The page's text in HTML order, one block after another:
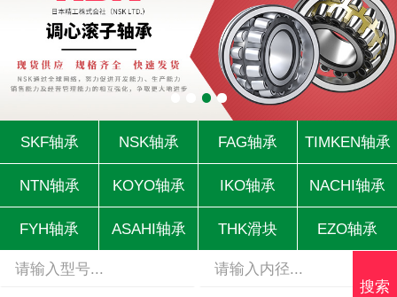
SKF轴承 NSK轴承 FAG轴承 TIMKEN轴承
NTN轴承 KOYO轴承 IKO轴承 NACHI轴承
FYH轴承 ASAHI轴承 THK滑块 EZO轴承
搜索